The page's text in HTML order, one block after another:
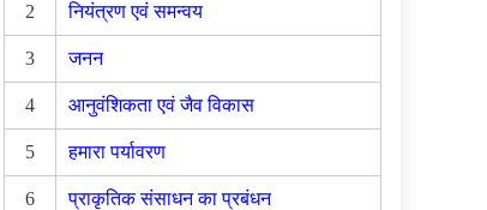
2 नियंत्रण एवं समन्वय
3 जनन
4 आनुवंशिकता एवं जैव विकास
5 हमारा पर्यावरण
6 प्राकृतिक संसाधन का प्रबंधन